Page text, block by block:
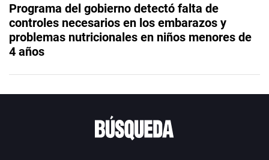
Programa del gobierno detectó falta de
controles necesarios en los embarazos y
problemas nutricionales en niños menores de
4 años